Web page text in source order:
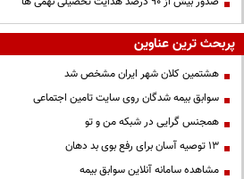
پربحث ترین عناوین
هشتمین کلان شهر ایران مشخص شد
سوابق بیمه شدگان روی سایت تامین اجتماعی
همجنس گرایی در شبکه من و تو
13 توصیه آسان برای رفع بوی بد دهان
مشاهده سامانه آنلاين سوابق بیمه